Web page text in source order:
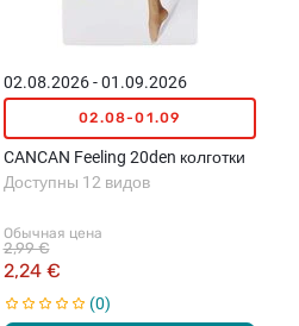
02.08.2026 - 01.09.2026
02.08-01.09
CANCAN Feeling 20den колготки
Обычная цена
2,24 €
2,99 €
Доступны 12 видов
0